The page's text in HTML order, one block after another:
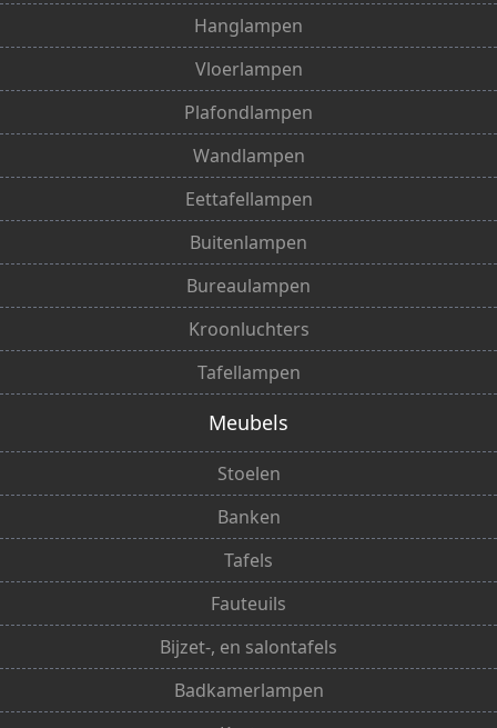
Hanglampen
Vloerlampen
Plafondlampen
Wandlampen
Eettafellampen
Buitenlampen
Bureaulampen
Kroonluchters
Tafellampen
Meubels
Stoelen
Banken
Tafels
Fauteuils
Bijzet-, en salontafels
Badkamerlampen